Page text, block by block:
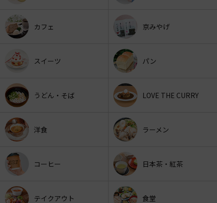
カフェ 京みやげ
スイーツ パン
うどん・そば LOVE THE CURRY
洋食 ラーメン
コーヒー 日本茶・紅茶
テイクアウト 食堂